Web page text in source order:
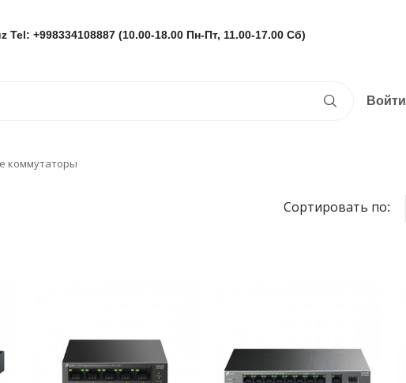
Tel: +998334108887 (10.00-18.00 Пн-Пт, 11.00-17.00 Сб)
Войти
коммутаторы
Сортировать по: